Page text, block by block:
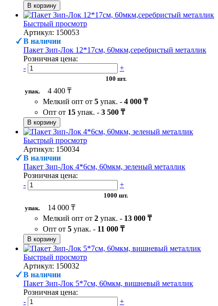
В корзину
Быстрый просмотр
Артикул: 150053
В наличии
Пакет Зип-Лок 12*17см, 60мкм,серебристый металлик
Розничная цена:
-
+
100 шт.
упак.
4 400 ₸
Мелкий опт от 5 упак. - 4 000 ₸
Опт от 15 упак. - 3 500 ₸
В корзину
Быстрый просмотр
Артикул: 150034
В наличии
Пакет Зип-Лок 4*6см, 60мкм, зеленый металлик
Розничная цена:
-
+
1000 шт.
упак.
14 000 ₸
Мелкий опт от 2 упак. - 13 000 ₸
Опт от 5 упак. - 11 000 ₸
В корзину
Быстрый просмотр
Артикул: 150032
В наличии
Пакет Зип-Лок 5*7см, 60мкм, вишневый металлик
Розничная цена:
-
+